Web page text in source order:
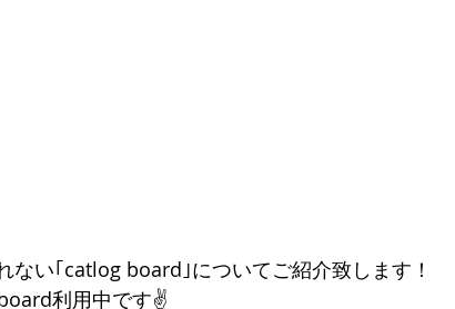
い｢catlog board｣についてご紹介致します！
利用中です✌️